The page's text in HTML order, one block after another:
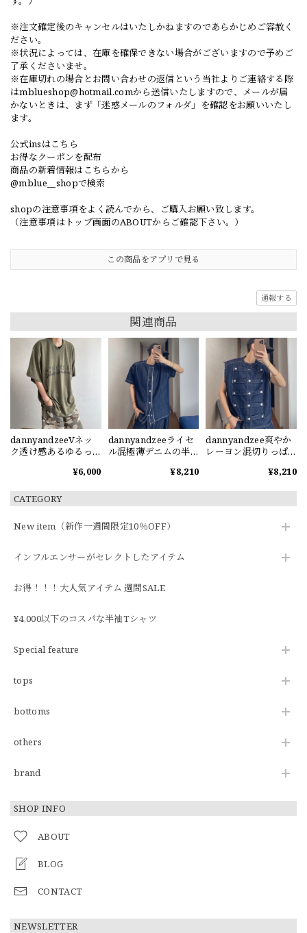
CATEGORY
New item（新作一週間限定10％OFF）
インフルエンサーがセレクトしたアイテム
お得！！！大人気アイテム 週間SALE
¥4,000以下のコスパな半袖Tシャツ
Special feature
tops
bottoms
others
brand
SHOP INFO
ABOUT
BLOG
CONTACT
NEWSLETTER
※注文確定後のキャンセルはいたしかねますのであらかじめご容赦く
ださい。
※状況によっては、在庫を確保できない場合がございますので予めご
了承くださいませ。
※在庫切れの場合とお問い合わせの返信という当社よりご連絡する際
はmblueshop@hotmail.comから送信いたしますので、メールが届
かないときは、まず「迷惑メールのフォルダ」を確認をお願いいたし
ます。
公式insはこちら
お得なクーポンを配布
商品の新着情報はこちらから
@mblue__shopで検索
shopの注意事項をよく読んでから、ご購入お願い致します。
（注意事項はトップ画面のABOUTからご確認下さい。）
この商品をアプリで見る
通報する
関連商品
dannyandzeeVネッ
ク透け感あるゆるっ
¥6,000
dannyandzeeライセ
ル混極薄デニムの半
¥8,210
dannyandzee爽やか
レーヨン混切りっぱ
¥8,210